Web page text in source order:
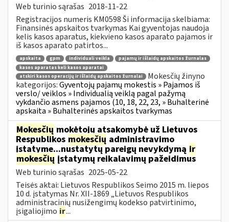
Web turinio sąrašas 2018-11-22
Registracijos numeris KM0598 Ši informacija skelbiama:
Finansinės apskaitos tvarkymas Kai gyventojas naudoja
kelis kasos aparatus, kiekvieno kasos aparato pajamos ir
iš kasos aparato patirtos...
apskaita gpm individuali veikla
pajamų ir išlaidų apskaitos žurnalas
kasos aparatas keli kasos aparatai
atskiri kasos operacijų ir išlaidų apskaitos žurnalai
Mokesčių žinyno
kategorijos:Gyventojų pajamų mokestis » Pajamos iš
verslo/ veiklos » Individualią veiklą pagal pažymą
vykdančio asmens pajamos (10, 18, 22, 23, » Buhalterinė
apskaita » Buhalterinės apskaitos tvarkymas
Mokesčių mokėtojų atsakomybė už Lietuvos
Respublikos mokesčių administravimo
įstatyme...nustatytų pareigų nevykdymą ir
mokesčių įstatymų reikalavimų pažeidimus
Web turinio sąrašas 2025-05-22
Teisės aktai: Lietuvos Respublikos Seimo 2015 m. liepos
10 d. įstatymas Nr. XII-1869 „Lietuvos Respublikos
administracinių nusižengimų kodekso patvirtinimo,
įsigaliojimo ir...